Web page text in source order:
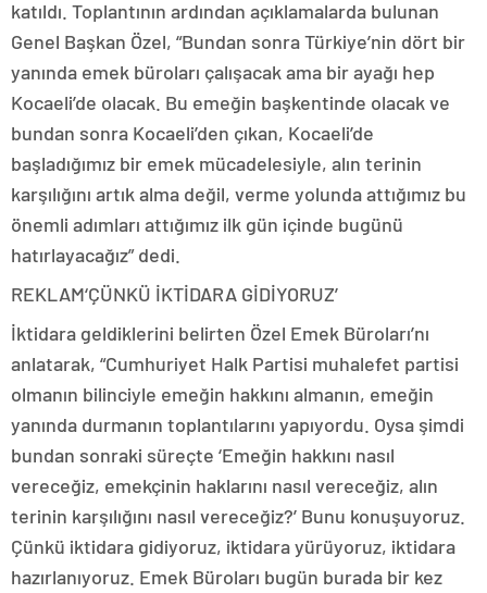
katıldı. Toplantının ardından açıklamalarda bulunan
Genel Başkan Özel, “Bundan sonra Türkiye’nin dört bir
yanında emek büroları çalışacak ama bir ayağı hep
Kocaeli’de olacak. Bu emeğin başkentinde olacak ve
bundan sonra Kocaeli’den çıkan, Kocaeli’de
başladığımız bir emek mücadelesiyle, alın terinin
karşılığını artık alma değil, verme yolunda attığımız bu
önemli adımları attığımız ilk gün içinde bugünü
hatırlayacağız” dedi.
REKLAM‘ÇÜNKÜ İKTİDARA GİDİYORUZ’
İktidara geldiklerini belirten Özel Emek Büroları’nı
anlatarak, “Cumhuriyet Halk Partisi muhalefet partisi
olmanın bilinciyle emeğin hakkını almanın, emeğin
yanında durmanın toplantılarını yapıyordu. Oysa şimdi
bundan sonraki süreçte ‘Emeğin hakkını nasıl
vereceğiz, emekçinin haklarını nasıl vereceğiz, alın
terinin karşılığını nasıl vereceğiz?’ Bunu konuşuyoruz.
Çünkü iktidara gidiyoruz, iktidara yürüyoruz, iktidara
hazırlanıyoruz. Emek Büroları bugün burada bir kez